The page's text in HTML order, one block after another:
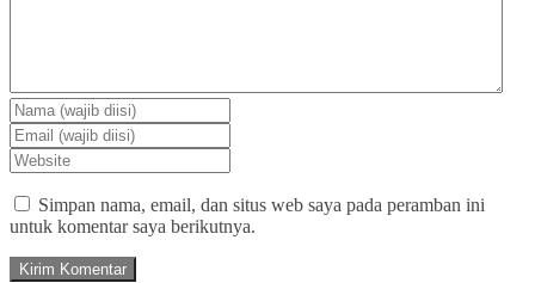
Simpan nama, email, dan situs web saya pada peramban ini
untuk komentar saya berikutnya.